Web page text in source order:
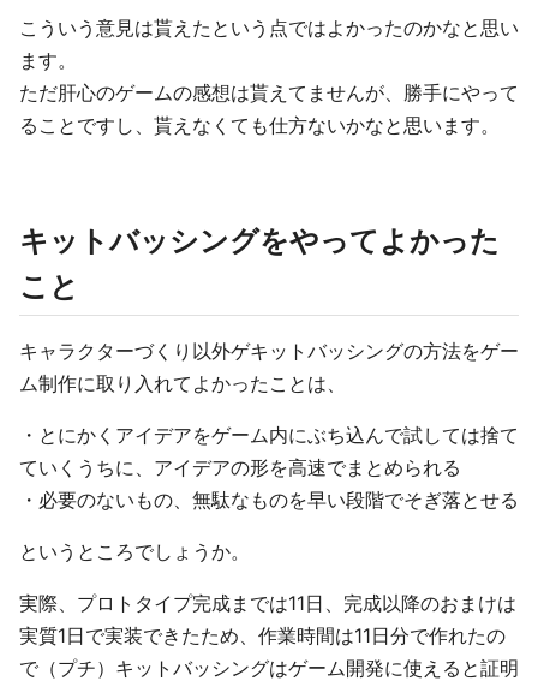
こういう意見は貰えたという点ではよかったのかなと思い
ます。
ただ肝心のゲームの感想は貰えてませんが、勝手にやって
ることですし、貰えなくても仕方ないかなと思います。
キットバッシングをやってよかった
こと
キャラクターづくり以外ゲキットバッシングの方法をゲー
ム制作に取り入れてよかったことは、
・とにかくアイデアをゲーム内にぶち込んで試しては捨て
ていくうちに、アイデアの形を高速でまとめられる
・必要のないもの、無駄なものを早い段階でそぎ落とせる
というところでしょうか。
実際、プロトタイプ完成までは11日、完成以降のおまけは
実質1日で実装できたため、作業時間は11日分で作れたの
で（プチ）キットバッシングはゲーム開発に使えると証明